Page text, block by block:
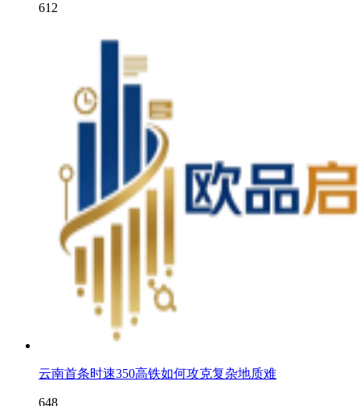
612
云南首条时速350高铁如何攻克复杂地质难
648